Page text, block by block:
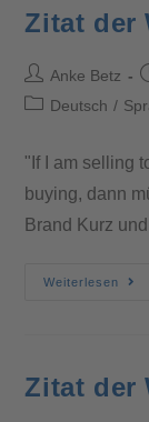
Zitat der
Anke Betz
Deutsch /
"If I am selling
buying, dann
Brand Kurz
Weiterlesen
Zitat der